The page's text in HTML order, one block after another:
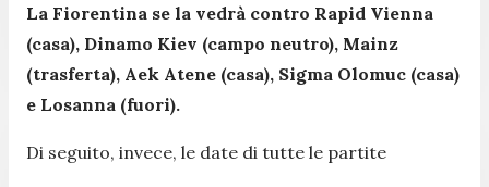
La Fiorentina se la vedrà contro Rapid Vienna
(casa), Dinamo Kiev (campo neutro), Mainz
(trasferta), Aek Atene (casa), Sigma Olomuc (casa)
e Losanna (fuori).
Di seguito, invece, le date di tutte le partite